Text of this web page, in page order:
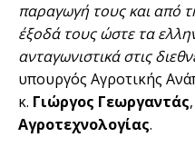
παραγωγή τους και από
έξοδά τους ώστε τα
ανταγωνιστικά στις
υπουργός Αγροτικής
κ. Γιώργος Γεωργαντάς
Αγροτεχνολογίας.